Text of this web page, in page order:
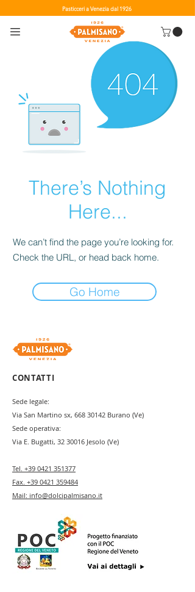
Pasticceri a Venezia dal 1926
There’s Nothing
Here...
We can’t find the page you’re looking for.
Check the URL, or head back home.
Go Home
CONTATTI
Sede legale:
Via San Martino sx, 668 30142 Burano (Ve)
Sede operativa:
Via E. Bugatti, 32 30016 Jesolo (Ve)
Tel. +39 0421 351377
Fax. +39 0421 359484
Mail: info@dolcipalmisano.it